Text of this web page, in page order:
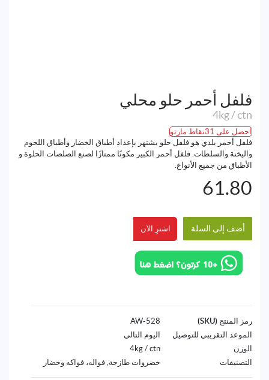
فلفل أحمر حلو محلي
4kg / ctn
احصل على 31نقاط مارتو
فلفل أحمر بلدي هو فلفل حلو يشتهر بإعداد أطباق الخضار وأطباق اللحوم
واليخنة والسلطات. فلفل أحمر الكبير مكونًا ممتازًا لصنع الصلصات الحلوة و
الأطباق من جميع الأنواع.
61.80
أضف إلى السلة اشترِ الآن
رمز المنتج (SKU)
528-AW
الموعد التقريبي للتوصيل
اليوم التالي
الوزن
4kg / ctn
التصنيفات
خضروات طازجة, فواله، فواكه وخضار